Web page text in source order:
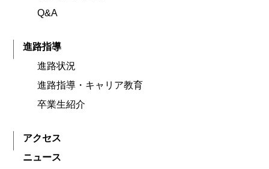
Q&A
進路指導
進路状況
進路指導・キャリア教育
卒業生紹介
アクセス
ニュース